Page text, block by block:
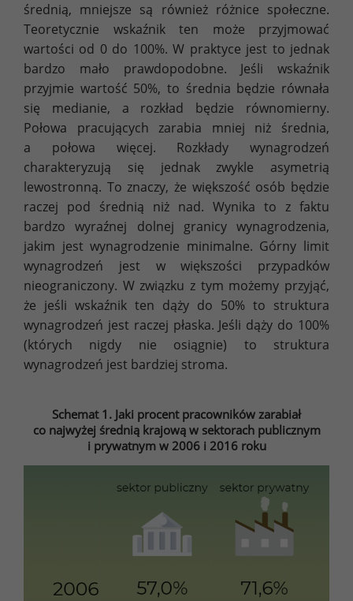
średnią, mniejsze są również różnice społeczne.
Teoretycznie wskaźnik ten może przyjmować
wartości od 0 do 100%. W praktyce jest to jednak
bardzo mało prawdopodobne. Jeśli wskaźnik
przyjmie wartość 50%, to średnia będzie równała
się medianie, a rozkład będzie równomierny.
Połowa pracujących zarabia mniej niż średnia,
a połowa więcej. Rozkłady wynagrodzeń
charakteryzują się jednak zwykle asymetrią
lewostronną. To znaczy, że większość osób będzie
raczej pod średnią niż nad. Wynika to z faktu
bardzo wyraźnej dolnej granicy wynagrodzenia,
jakim jest wynagrodzenie minimalne. Górny limit
wynagrodzeń jest w większości przypadków
nieograniczony. W związku z tym możemy przyjąć,
że jeśli wskaźnik ten dąży do 50% to struktura
wynagrodzeń jest raczej płaska. Jeśli dąży do 100%
(których nigdy nie osiągnie) to struktura
wynagrodzeń jest bardziej stroma.
Schemat 1. Jaki procent pracowników zarabiał
co najwyżej średnią krajową w sektorach publicznym
i prywatnym w 2006 i 2016 roku